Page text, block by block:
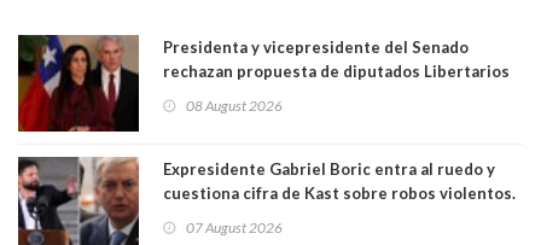
Presidenta y vicepresidente del Senado
rechazan propuesta de diputados Libertarios
"Constituye un camino equivocado"
08 August 2026
Expresidente Gabriel Boric entra al ruedo y
cuestiona cifra de Kast sobre robos violentos.
07 August 2026